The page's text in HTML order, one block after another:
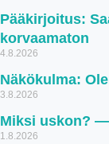
Pääkirjoitus:
korvaamaton
4.8.2026
Näkökulma:
3.8.2026
Miksi uskon?
1.8.2026